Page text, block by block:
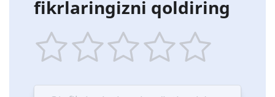
fikrlaringizni qoldiring
star
stars
stars
stars
stars